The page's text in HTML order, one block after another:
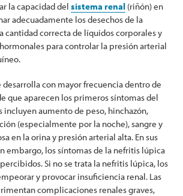
la capacidad del sistema renal (riñón) en
adecuadamente los desechos de la
cantidad correcta de líquidos corporales y
para controlar la presión arterial
desarrolla con mayor frecuencia dentro de
que aparecen los primeros síntomas del
incluyen aumento de peso, hinchazón,
(especialmente por la noche), sangre y
en la ori­na y presión arterial alta. En sus
embargo, los síntomas de la nefritis lúpica
Si no se trata la nefritis lúpica, los
y provocar insuficiencia renal. Las
complicaciones renales graves,